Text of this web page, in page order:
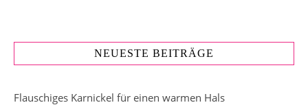
NEUESTE BEITRÄGE
Flauschiges Karnickel für einen warmen Hals